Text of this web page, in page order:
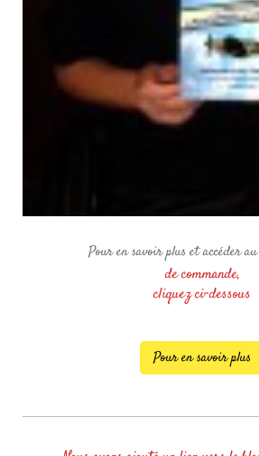
Pour en savoir plus et accéder
de commande,
cliquez ci-dessous
Pour en savoir plus